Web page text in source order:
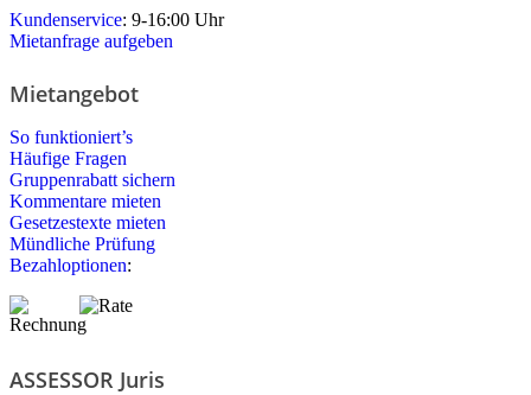
Kundenservice: 9-16:00 Uhr
Mietanfrage aufgeben
Mietangebot
So funktioniert’s
Häufige Fragen
Gruppenrabatt sichern
Kommentare mieten
Gesetzestexte mieten
Mündliche Prüfung
Bezahloptionen:
ASSESSOR Juris